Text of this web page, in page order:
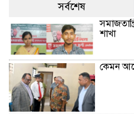
সর্বশেষ
শাখা
কেমন